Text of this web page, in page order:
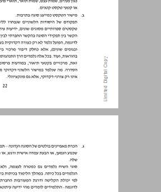
עקרונות מנחים בהוראת הלשון ... 22